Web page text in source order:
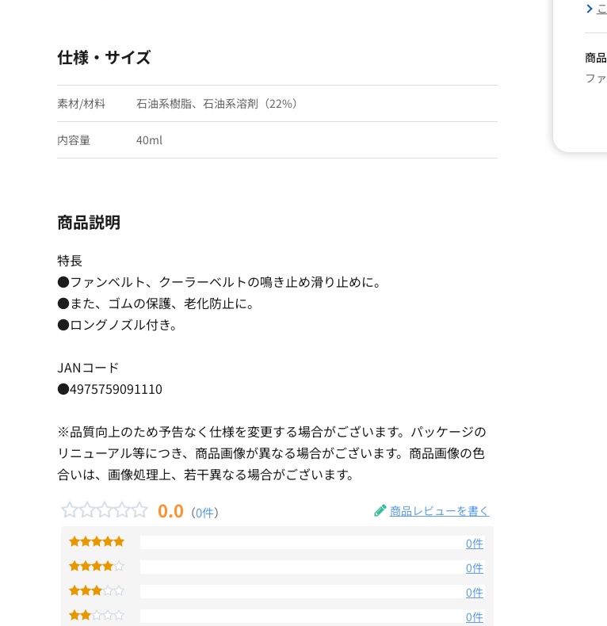
商
フ
仕様・サイズ
素材/材料 石油系樹脂、石油系溶剤（22%）
内容量 40ml
商品説明
特長
●ファンベルト、クーラーベルトの鳴き止め滑り止めに。
●また、ゴムの保護、老化防止に。
●ロングノズル付き。
JANコード
●4975759091110
※品質向上のため予告なく仕様を変更する場合がございます。パッケージの
リニューアル等につき、商品画像が異なる場合がございます。商品画像の色
合いは、画像処理上、若干異なる場合がございます。
0.0 （0件） 商品レビューを書く
0件
0件
0件
0件